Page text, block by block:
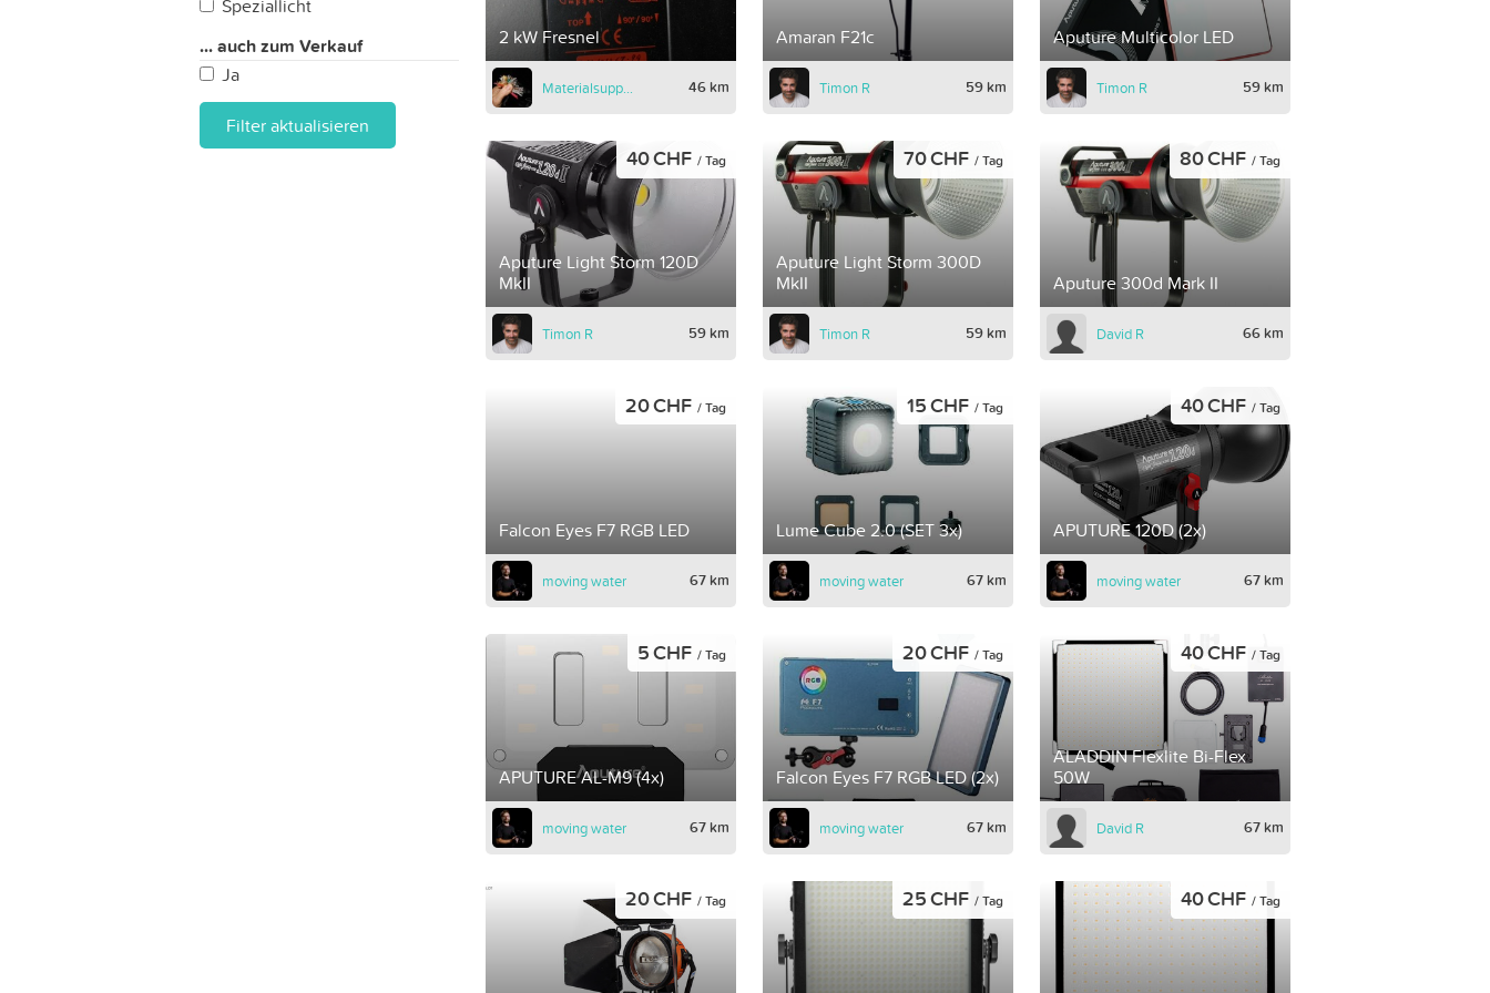
Speziallicht
... auch zum Verkauf
Ja
Filter aktualisieren
2 kW Fresnel
Materialsupport 46 km
Amaran F21c
Timon R 59 km
Aputure Multicolor LED
Timon R 59 km
Aputure Light Storm 120D
MkII
40 CHF / Tag
Timon R 59 km
Aputure Light Storm 300D
MkII
70 CHF / Tag
Timon R 59 km
Aputure 300d Mark II
80 CHF / Tag
David R 66 km
Falcon Eyes F7 RGB LED
20 CHF / Tag
moving water 67 km
Lume Cube 2.0 (SET 3x)
15 CHF / Tag
moving water 67 km
APUTURE 120D (2x)
40 CHF / Tag
moving water 67 km
APUTURE AL-M9 (4x)
5 CHF / Tag
moving water 67 km
Falcon Eyes F7 RGB LED (2x)
20 CHF / Tag
moving water 67 km
ALADDIN Flexlite Bi-Flex
50W
40 CHF / Tag
David R 67 km
20 CHF / Tag 25 CHF / Tag 40 CHF / Tag